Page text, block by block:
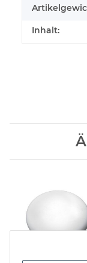
Inhalt: